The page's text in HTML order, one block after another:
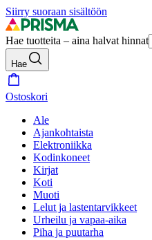
Siirry suoraan sisältöön
Hae tuotteita – aina halvat hinnat
Hae
Ostoskori
Ale
Ajankohtaista
Elektroniikka
Kodinkoneet
Kirjat
Koti
Muoti
Lelut ja lastentarvikkeet
Urheilu ja vapaa-aika
Piha ja puutarha